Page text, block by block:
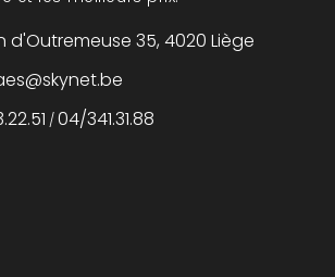
d'Outremeuse 35, 4020 Liège
/04/341.31.88